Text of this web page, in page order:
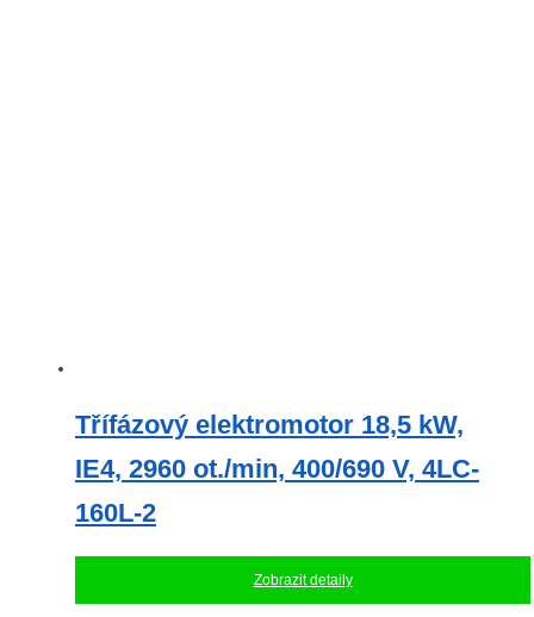
Třífázový elektromotor 18,5 kW,
IE4, 2960 ot./min, 400/690 V, 4LC-
160L-2
Zobrazit detaily